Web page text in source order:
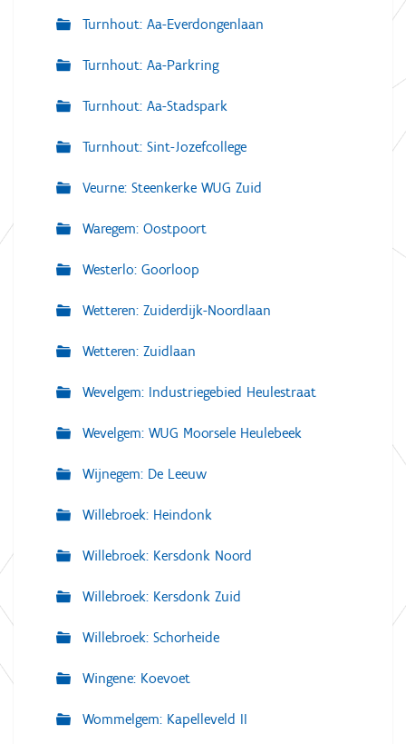
Turnhout: Aa-Everdongenlaan
Turnhout: Aa-Parkring
Turnhout: Aa-Stadspark
Turnhout: Sint-Jozefcollege
Veurne: Steenkerke WUG Zuid
Waregem: Oostpoort
Westerlo: Goorloop
Wetteren: Zuiderdijk-Noordlaan
Wetteren: Zuidlaan
Wevelgem: Industriegebied Heulestraat
Wevelgem: WUG Moorsele Heulebeek
Wijnegem: De Leeuw
Willebroek: Heindonk
Willebroek: Kersdonk Noord
Willebroek: Kersdonk Zuid
Willebroek: Schorheide
Wingene: Koevoet
Wommelgem: Kapelleveld II